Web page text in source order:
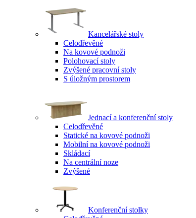
Kancelářské stoly
Celodřevěné
Na kovové podnoži
Polohovací stoly
Zvýšené pracovní stoly
S úložným prostorem
Jednací a konferenční stoly
Celodřevěné
Statické na kovové podnoži
Mobilní na kovové podnoži
Skládací
Na centrální noze
Zvýšené
Konferenční stolky